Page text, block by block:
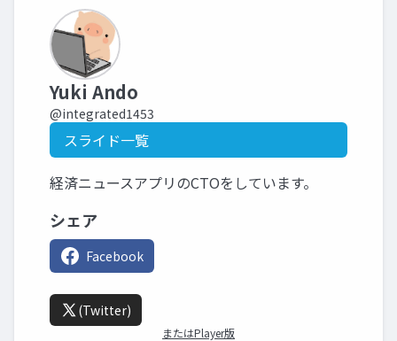
Yuki Ando
@integrated1453
スライド一覧
経済ニュースアプリのCTOをしています。
シェア
Facebook
(Twitter)
またはPlayer版